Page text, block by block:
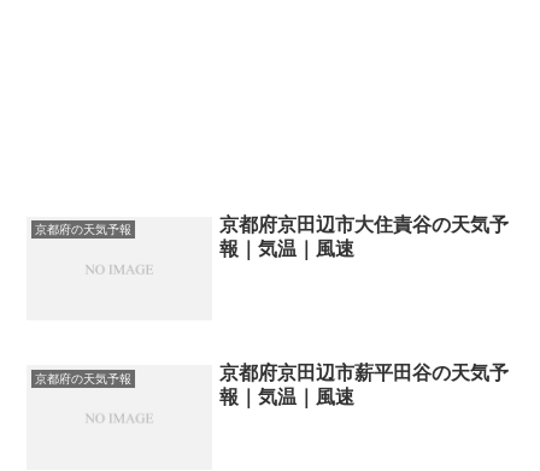
京都府の天気予報
京都府京田辺市大住責谷の天気予
報｜気温｜風速
京都府の天気予報
京都府京田辺市薪平田谷の天気予
報｜気温｜風速